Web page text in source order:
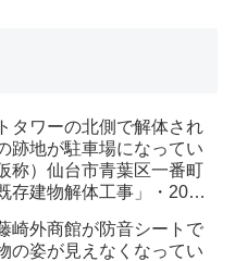
タワーの北側で解体され
跡地が駐車場になってい
称）仙台市青葉区一番町
存建物解体工事」・2026
崎外商館が防音シートで
の姿が見えなくなってい